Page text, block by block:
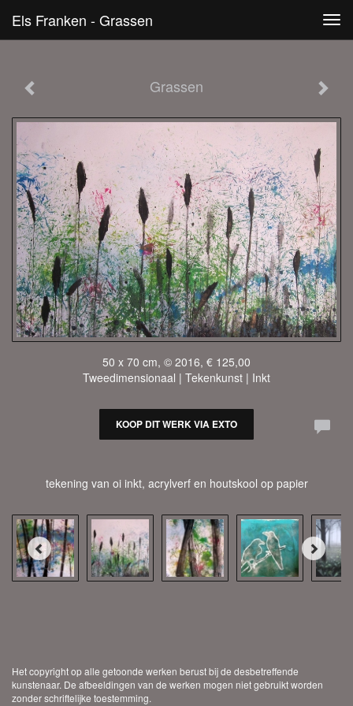
Els Franken - Grassen
Grassen
50 x 70 cm, © 2016, € 125,00
Tweedimensionaal | Tekenkunst | Inkt
KOOP DIT WERK VIA EXTO
tekening van oi inkt, acrylverf en houtskool op papier
Het copyright op alle getoonde werken berust bij de desbetreffende
kunstenaar. De afbeeldingen van de werken mogen niet gebruikt worden
zonder schriftelijke toestemming.